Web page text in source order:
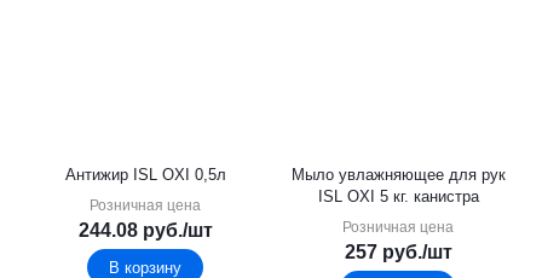
Антижир ISL OXI 0,5л
Розничная цена
244.08руб./шт
В корзину
Мыло увлажняющее для рук
ISL OXI 5 кг. канистра
Розничная цена
257руб./шт